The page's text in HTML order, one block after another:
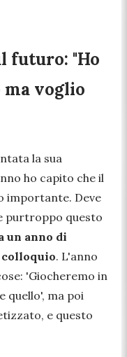
futuro: "Ho
voglio
la sua
ho capito che il
importante. Deve
purtroppo questo
un anno di
colloquio. L'anno
'Giocheremo in
quello', ma poi
e questo